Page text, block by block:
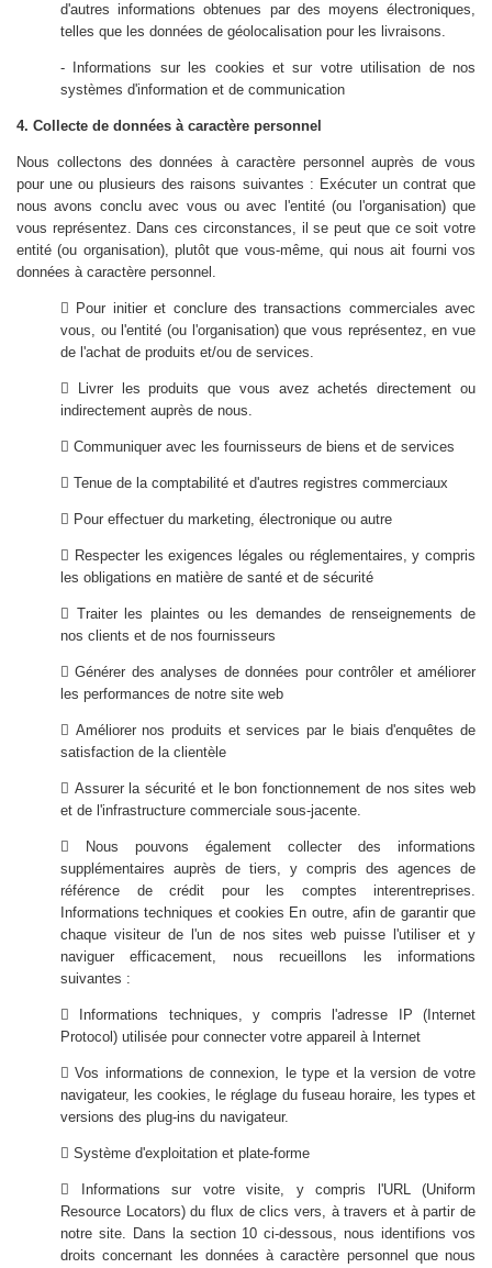
d'autres informations obtenues par des moyens électroniques,
telles que les données de géolocalisation pour les livraisons.
- Informations sur les cookies et sur votre utilisation de nos
systèmes d'information et de communication
4. Collecte de données à caractère personnel
Nous collectons des données à caractère personnel auprès de vous
pour une ou plusieurs des raisons suivantes : Exécuter un contrat que
nous avons conclu avec vous ou avec l'entité (ou l'organisation) que
vous représentez. Dans ces circonstances, il se peut que ce soit votre
entité (ou organisation), plutôt que vous-même, qui nous ait fourni vos
données à caractère personnel.
 Pour initier et conclure des transactions commerciales avec
vous, ou l'entité (ou l'organisation) que vous représentez, en vue
de l'achat de produits et/ou de services.
 Livrer les produits que vous avez achetés directement ou
indirectement auprès de nous.
 Communiquer avec les fournisseurs de biens et de services
 Tenue de la comptabilité et d'autres registres commerciaux
 Pour effectuer du marketing, électronique ou autre
 Respecter les exigences légales ou réglementaires, y compris
les obligations en matière de santé et de sécurité
 Traiter les plaintes ou les demandes de renseignements de
nos clients et de nos fournisseurs
 Générer des analyses de données pour contrôler et améliorer
les performances de notre site web
 Améliorer nos produits et services par le biais d'enquêtes de
satisfaction de la clientèle
 Assurer la sécurité et le bon fonctionnement de nos sites web
et de l'infrastructure commerciale sous-jacente.
 Nous pouvons également collecter des informations
supplémentaires auprès de tiers, y compris des agences de
référence de crédit pour les comptes interentreprises.
Informations techniques et cookies En outre, afin de garantir que
chaque visiteur de l'un de nos sites web puisse l'utiliser et y
naviguer efficacement, nous recueillons les informations
suivantes :
 Informations techniques, y compris l'adresse IP (Internet
Protocol) utilisée pour connecter votre appareil à Internet
 Vos informations de connexion, le type et la version de votre
navigateur, les cookies, le réglage du fuseau horaire, les types et
versions des plug-ins du navigateur.
 Système d'exploitation et plate-forme
 Informations sur votre visite, y compris l'URL (Uniform
Resource Locators) du flux de clics vers, à travers et à partir de
notre site. Dans la section 10 ci-dessous, nous identifions vos
droits concernant les données à caractère personnel que nous